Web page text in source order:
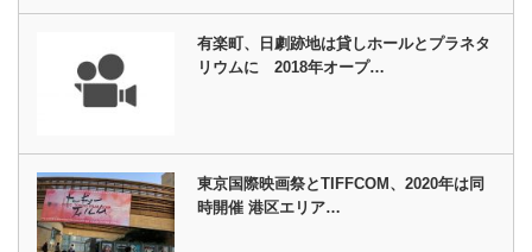
有楽町、日劇跡地は貸しホールとプラネタ
リウムに 2018年オープ…
東京国際映画祭とTIFFCOM、2020年は同
時開催 港区エリア…